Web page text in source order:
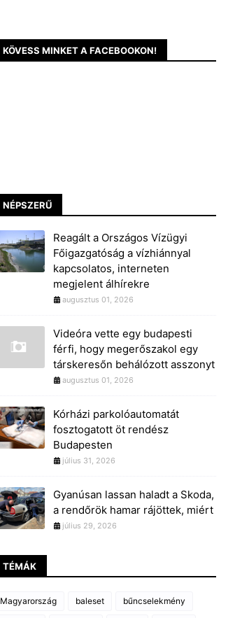
KÖVESS MINKET A FACEBOOKON!
NÉPSZERŰ
Reagált a Országos Vízügyi
Főigazgatóság a vízhiánnyal
kapcsolatos, interneten
megjelent álhírekre
augusztus 01, 2026
Videóra vette egy budapesti
férfi, hogy megerőszakol egy
társkeresőn behálózott asszonyt
augusztus 01, 2026
Kórházi parkolóautomatát
fosztogatott öt rendész
Budapesten
július 31, 2026
Gyanúsan lassan haladt a Skoda,
a rendőrök hamar rájöttek, miért
július 29, 2026
TÉMÁK
Magyarország baleset bűncselekmény